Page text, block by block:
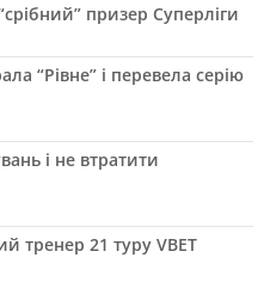
призер Суперліги
“Рівне” і перевела серію
і не втратити
тренер 21 туру VBET